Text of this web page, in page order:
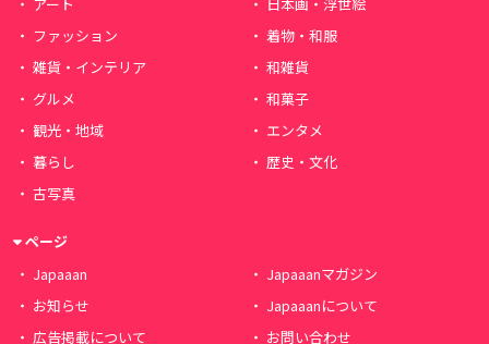
ファッション
着物・和服
雑貨・インテリア
和雑貨
グルメ
和菓子
観光・地域
エンタメ
暮らし
歴史・文化
古写真
ページ
Japaaan
Japaaanマガジン
お知らせ
Japaaanについて
広告掲載について
お問い合わせ